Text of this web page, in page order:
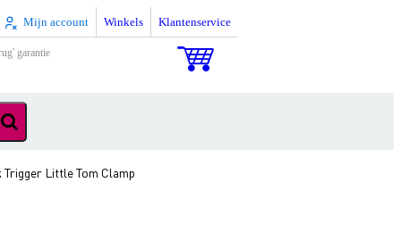
Mijn account Winkels Klantenservice
garantie
Trigger Little Tom Clamp